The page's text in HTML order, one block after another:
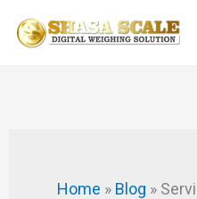
Home » Blog »